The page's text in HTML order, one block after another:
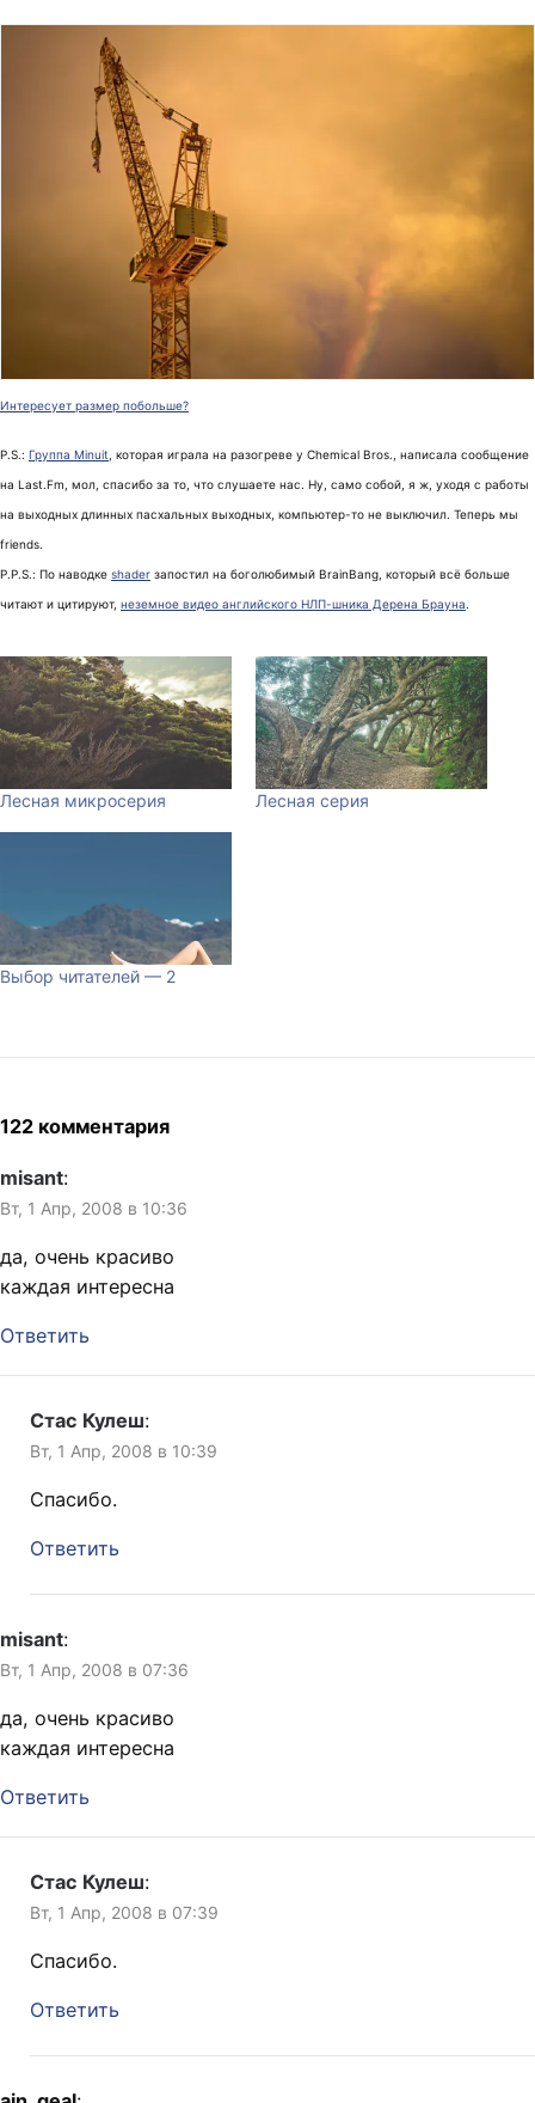
Интересует размер побольше?
P.S.: Группа Minuit, которая играла на разогреве у Chemical Bros., написала сообщение
на Last.Fm, мол, спасибо за то, что слушаете нас. Ну, само собой, я ж, уходя с работы
на выходных длинных пасхальных выходных, компьютер-то не выключил. Теперь мы
friends.
P.P.S.: По наводке shader запостил на боголюбимый BrainBang, который всё больше
читают и цитируют, неземное видео английского НЛП-шника Дерена Брауна.
Лесная микросерия Лесная серия
Выбор читателей — 2
122 комментария
misant:
Вт, 1 Апр, 2008 в 10:36
да, очень красиво
каждая интересна
Ответить
Стас Кулеш:
Вт, 1 Апр, 2008 в 10:39
Спасибо.
Ответить
misant:
Вт, 1 Апр, 2008 в 07:36
да, очень красиво
каждая интересна
Ответить
Стас Кулеш:
Вт, 1 Апр, 2008 в 07:39
Спасибо.
Ответить